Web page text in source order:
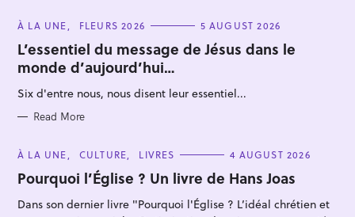
C
T
E
G
O
R
I
S
À LA UNE FLEURS 2026 5 AUGUST 2026
L’essentiel du message de Jésus dans le
monde d’aujourd’hui…
Six d'entre nous, nous disent leur essentiel...
Read More
C
T
E
O
À LA UNE CULTURE LIVRES 4 AUGUST 2026
Pourquoi l’Église ? Un livre de Hans Joas
Dans son dernier livre "Pourquoi l'Église ? L’idéal chrétien et